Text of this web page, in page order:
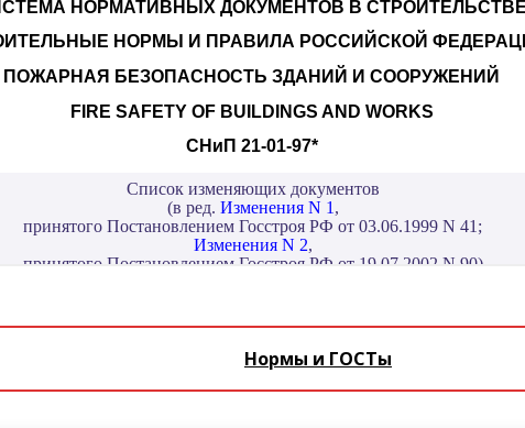
Нормы и ГОСТы